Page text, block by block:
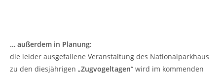
… außerdem in Planung:
die leider ausgefallene Veranstaltung des Nationalparkhaus
zu den diesjährigen „Zugvogeltagen“ wird im kommenden